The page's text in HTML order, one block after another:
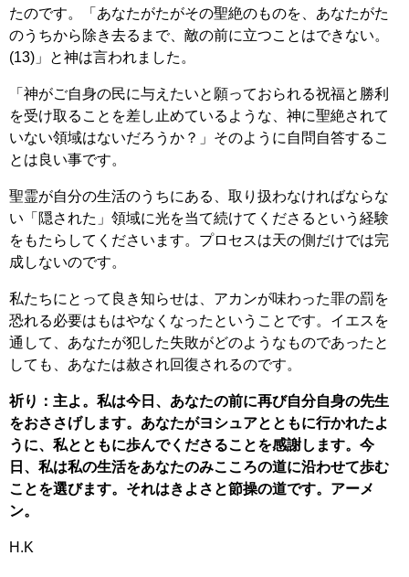
たのです。「あなたがたがその聖絶のものを、あなたがた
のうちから除き去るまで、敵の前に立つことはできない。
(13)」と神は言われました。
「神がご自身の民に与えたいと願っておられる祝福と勝利
を受け取ることを差し止めているような、神に聖絶されて
いない領域はないだろうか？」そのように自問自答するこ
とは良い事です。
聖霊が自分の生活のうちにある、取り扱わなければならな
い「隠された」領域に光を当て続けてくださるという経験
をもたらしてくださいます。プロセスは天の側だけでは完
成しないのです。
私たちにとって良き知らせは、アカンが味わった罪の罰を
恐れる必要はもはやなくなったということです。イエスを
通して、あなたが犯した失敗がどのようなものであったと
しても、あなたは赦され回復されるのです。
祈り：主よ。私は今日、あなたの前に再び自分自身の先生
をおささげします。あなたがヨシュアとともに行かれたよ
うに、私とともに歩んでくださることを感謝します。今
日、私は私の生活をあなたのみこころの道に沿わせて歩む
ことを選びます。それはきよさと節操の道です。アーメ
ン。
H.K